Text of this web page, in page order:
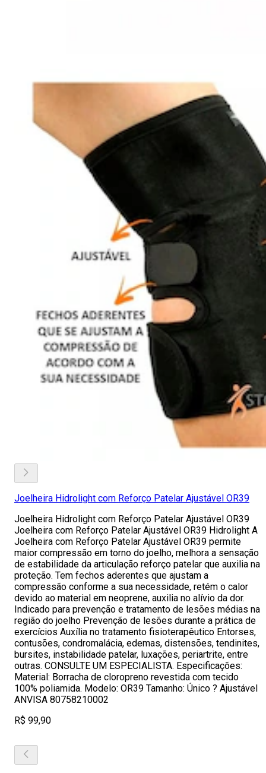
Joelheira Hidrolight com Reforço Patelar Ajustável OR39
Joelheira Hidrolight com Reforço Patelar Ajustável OR39
Joelheira com Reforço Patelar Ajustável OR39 Hidrolight A
Joelheira com Reforço Patelar Ajustável OR39 permite
maior compressão em torno do joelho, melhora a sensação
de estabilidade da articulação reforço patelar que auxilia na
proteção. Tem fechos aderentes que ajustam a
compressão conforme a sua necessidade, retém o calor
devido ao material em neoprene, auxilia no alívio da dor.
Indicado para prevenção e tratamento de lesões médias na
região do joelho Prevenção de lesões durante a prática de
exercícios Auxília no tratamento fisioterapêutico Entorses,
contusões, condromalácia, edemas, distensões, tendinites,
bursites, instabilidade patelar, luxações, periartrite, entre
outras. CONSULTE UM ESPECIALISTA. Especificações:
Material: Borracha de cloropreno revestida com tecido
100% poliamida. Modelo: OR39 Tamanho: Único ? Ajustável
ANVISA 80758210002
R$ 99,90